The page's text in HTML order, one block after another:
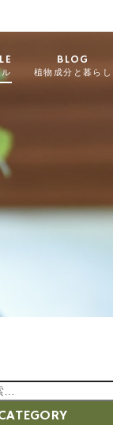
BLOG
植物成分と暮らし